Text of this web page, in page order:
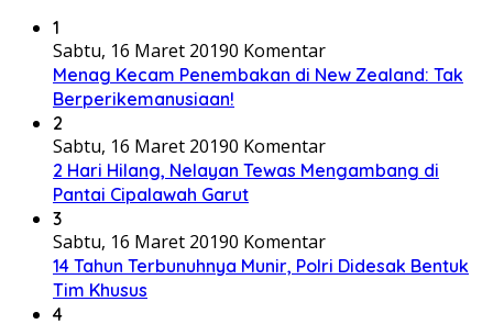
1
Sabtu, 16 Maret 20190 Komentar
Menag Kecam Penembakan di New Zealand: Tak
Berperikemanusiaan!
2
Sabtu, 16 Maret 20190 Komentar
2 Hari Hilang, Nelayan Tewas Mengambang di
Pantai Cipalawah Garut
3
Sabtu, 16 Maret 20190 Komentar
14 Tahun Terbunuhnya Munir, Polri Didesak Bentuk
Tim Khusus
4